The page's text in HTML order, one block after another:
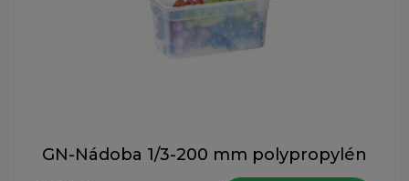
GN-Nádoba 1/3-200 mm polypropylén